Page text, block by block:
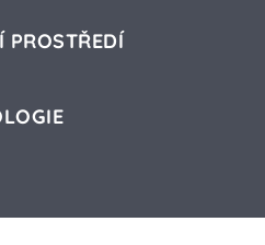
PROSTŘEDÍ